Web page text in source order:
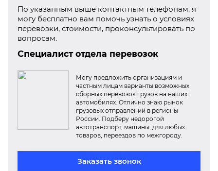
По указанным выше контактным телефонам, я
могу бесплатно вам помочь узнать о условиях
перевозки, стоимости, проконсультировать по
вопросам.
Специалист отдела перевозок
Могу предложить организациям и
частным лицам варианты возможных
сборных перевозок грузов на наших
автомобилях. Отлично знаю рынок
грузовых отправлений в регионы
России. Подберу недорогой
автотранспорт, машины, для любых
товаров, переездов по межгороду.
Заказать звонок